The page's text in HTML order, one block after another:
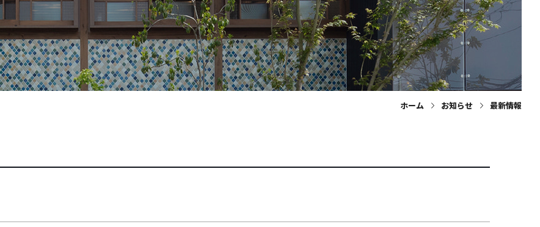
ホーム お知らせ 最新情報